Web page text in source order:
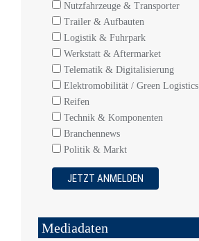
Nutzfahrzeuge & Transporter
Trailer & Aufbauten
Logistik & Fuhrpark
Werkstatt & Aftermarket
Telematik & Digitalisierung
Elektromobilität / Green Logistics
Reifen
Technik & Komponenten
Branchennews
Politik & Markt
Mediadaten